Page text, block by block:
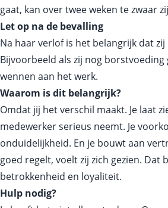
gaat, kan over twee weken te zwaar
Let op na de bevalling
Na haar verlof is het belangrijk dat
Bijvoorbeeld als zij nog
wennen aan het werk.
Waarom is dit belangrijk?
Omdat jij het verschil maakt. Je laat
medewerker serieus neemt. Je
onduidelijkheid. En je bouwt aan
goed regelt, voelt zij zich gezien. Dat
betrokkenheid en loyaliteit.
Hulp nodig?